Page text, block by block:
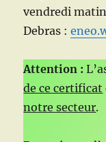
vendredi
Debras :
Attention :
de ce certificat
notre secteur.